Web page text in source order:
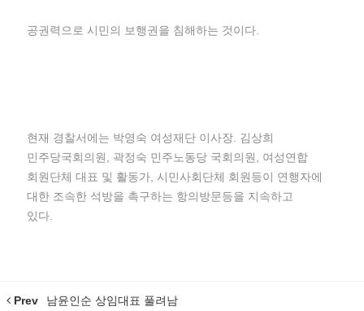
공권력으로 시민의 보행권을 침해하는 것이다.
현재 경찰서에는 박영숙 여성재단 이사장. 김상희
민주당국회의원, 곽정숙 민주노동당 국회의원, 여성연합
회원단체 대표 및 활동가, 시민사회단체 회원등이 연행자에
대한 조속한 석방을 촉구하는 항의방문등을 지속하고
있다.
Prev 남윤인순 상임대표 풀려남